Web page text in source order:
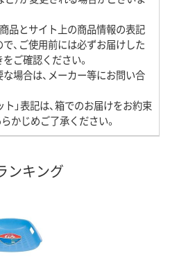
品とサイト上の商品情報の表記
、ご使用前には必ずお届けした
ご確認ください。
場合は、メーカー等にお問い合
ト」表記は、箱でのお届けをお約束
かじめご了承ください。
ンキング